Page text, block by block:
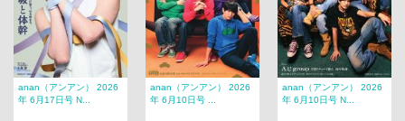
anan（アンアン） 2026
年 6月17日号 N...
anan（アンアン） 2026
年 6月10日号 ...
anan（アンアン） 2026
年 6月10日号 N...